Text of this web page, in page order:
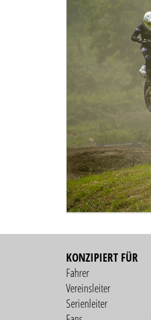
KONZIPIERT FÜR
Fahrer
Vereinsleiter
Serienleiter